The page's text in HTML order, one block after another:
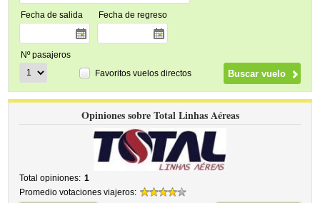
Fecha de salida Fecha de regreso
Nº pasajeros
Favoritos vuelos directos
Opiniones sobre Total Linhas Aéreas
Total opiniones: 1
Promedio votaciones viajeros: